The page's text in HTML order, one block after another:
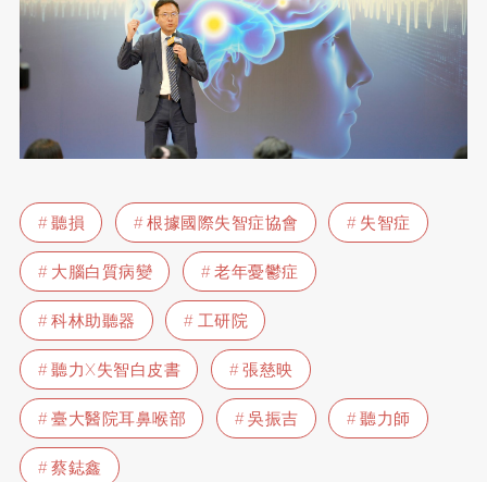
聽損 根據國際失智症協會
失智症
大腦白質病變
老年憂鬱症
科林助聽器
工研院
聽力X失智白皮書
張慈映
臺大醫院耳鼻喉部
吳振吉
聽力師
蔡鋕鑫